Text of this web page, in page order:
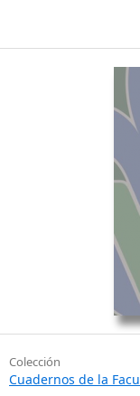
Colección
Cuadernos de la